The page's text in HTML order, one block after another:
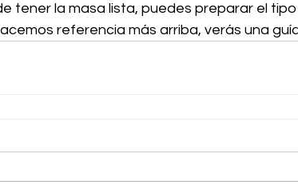
tener la masa lista, puedes preparar el
referencia más arriba, verás una